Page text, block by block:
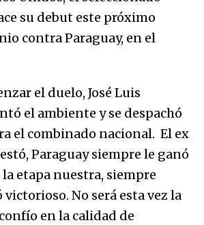
31/12/2025
31/12/2025
aumento del mínimo causa escozor en
colombiano
31/12/2025
Nacional se quedó con laCopa
2025
17/12/2025
su debut este próximo
contra Paraguay, en el
el duelo, José Luis
el ambiente y se despachó
el combinado nacional. El ex
Paraguay siempre le ganó
etapa nuestra, siempre
victorioso. No será esta vez la
en la calidad de